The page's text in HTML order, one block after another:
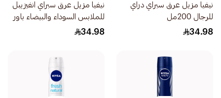
نيفيا مزيل عرق سبراي دراي
للرجال 200مل
34.98
نيفيا مزيل عرق سبراي انفيزيبل
للملابس السوداء والبيضاء باور
للرجال 200مل
34.98